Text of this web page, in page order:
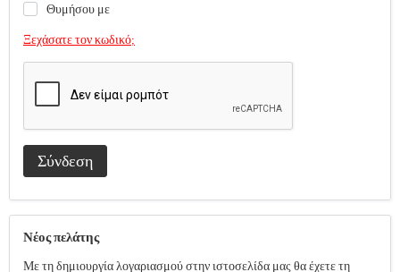
Θυμήσου με
Ξεχάσατε τον κωδικό;
Σύνδεση
Νέος πελάτης
Με τη δημιουργία λογαριασμού στην ιστοσελίδα μας θα έχετε τη